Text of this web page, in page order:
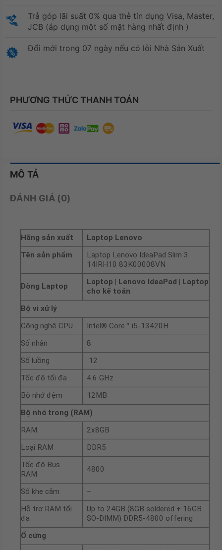
Trả góp lãi suất 0% qua thẻ tín dụng Visa, Master,
JCB (áp dụng một số mặt hàng nhất định )
Đổi mới trong 07 ngày nếu có lỗi Nhà Sản Xuất
PHƯƠNG THỨC THANH TOÁN
MÔ TẢ
ĐÁNH GIÁ (0)
Hãng sản xuất
Laptop Lenovo
Tên sản phẩm
Laptop Lenovo IdeaPad Slim 3
14IRH10 83K00008VN
Dòng Laptop Laptop | Lenovo IdeaPad | Laptop
cho kế toán
Bộ vi xử lý
Công nghệ CPU
Intel® Core™ i5-13420H
Số nhân
8
Số luồng
12
Tốc độ tối đa
4.6 GHz
Bộ nhớ đệm
12MB
Bộ nhớ trong (RAM)
RAM
2x8GB
Loại RAM
DDR5
Tốc độ Bus
RAM
4800
Số khe cắm
–
Hỗ trợ RAM tối
đa
Up to 24GB (8GB soldered + 16GB
SO-DIMM) DDR5-4800 offering
Ổ cứng